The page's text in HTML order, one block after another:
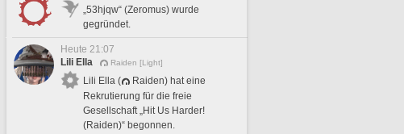
„53hjqw“ (Zeromus) wurde
gegründet.
Heute 21:07
Lili Ella
Raiden [Light]
Lili Ella (
Raiden) hat eine
Rekrutierung für die freie
Gesellschaft „Hit Us Harder!
(Raiden)“ begonnen.